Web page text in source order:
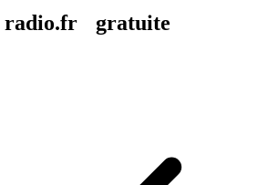
radio.fr gratuite